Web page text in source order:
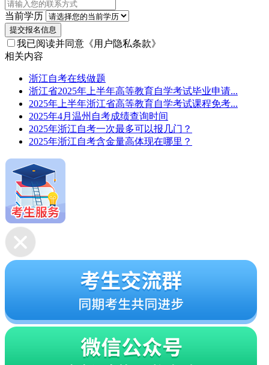
当前学历
提交报名信息
我已阅读并同意 《用户隐私条款》
相关内容
浙江自考在线做题
浙江省2025年上半年高等教育自学考试毕业申请...
2025年上半年浙江省高等教育自学考试课程免考...
2025年4月温州自考成绩查询时间
2025年浙江自考一次最多可以报几门？
2025年浙江自考含金量高体现在哪里？